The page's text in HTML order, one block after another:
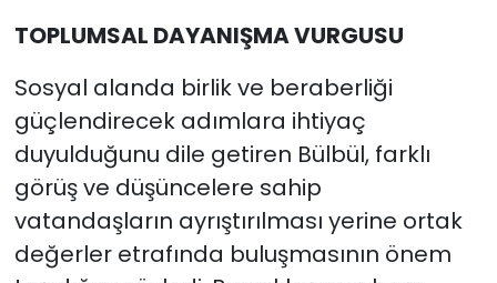
TOPLUMSAL DAYANIŞMA VURGUSU
Sosyal alanda birlik ve beraberliği
güçlendirecek adımlara ihtiyaç
duyulduğunu dile getiren Bülbül, farklı
görüş ve düşüncelere sahip
vatandaşların ayrıştırılması yerine ortak
değerler etrafında buluşmasının önem